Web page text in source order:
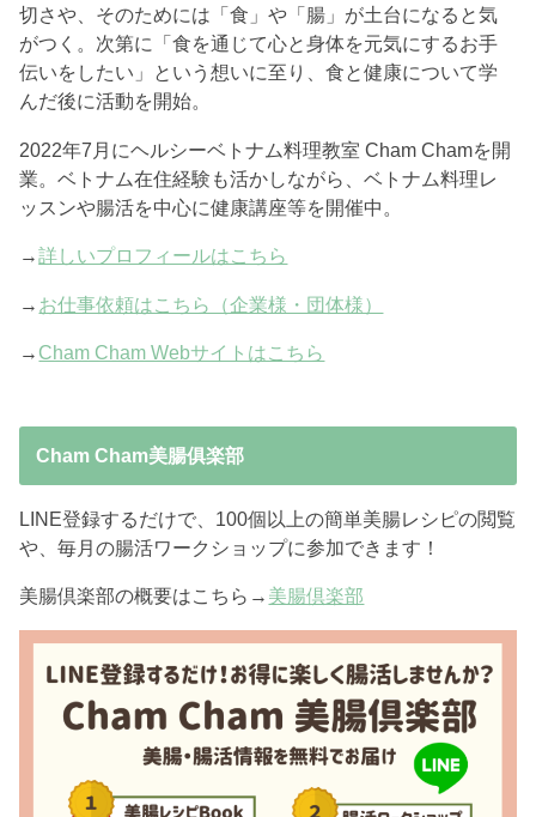
切さや、そのためには「食」や「腸」が土台になると気
がつく。次第に「食を通じて心と身体を元気にするお手
伝いをしたい」という想いに至り、食と健康について学
んだ後に活動を開始。
2022年7月にヘルシーベトナム料理教室 Cham Chamを開
業。ベトナム在住経験も活かしながら、ベトナム料理レ
ッスンや腸活を中心に健康講座等を開催中。
→詳しいプロフィールはこちら
→ お仕事依頼はこちら（企業様・団体様）
→ Cham Cham Webサイトはこちら
Cham Cham美腸俱楽部
LINE登録するだけで、100個以上の簡単美腸レシピの閲覧
や、毎月の腸活ワークショップに参加できます！
美腸倶楽部の概要はこちら→ 美腸倶楽部